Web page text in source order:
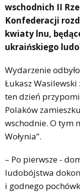
wschodnich II
Konfederacji
kwiaty lnu,
ukraińskiego
Wydarzenie
Łukasz
ten dzień
Polaków
wschodnie. O tym
Wołynia”.
– Po pierwsze -
ludobójstwa
i godnego